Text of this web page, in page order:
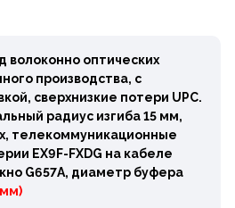
волоконно оптических
производства, с
сверхнизкие потери UPC.
радиус изгиба 15 мм,
телекоммуникационные
EX9F-FXDG на кабеле
G657A, диаметр буфера